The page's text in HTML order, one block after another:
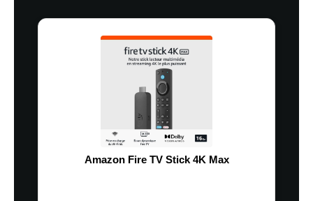
Amazon Fire TV Stick 4K Max